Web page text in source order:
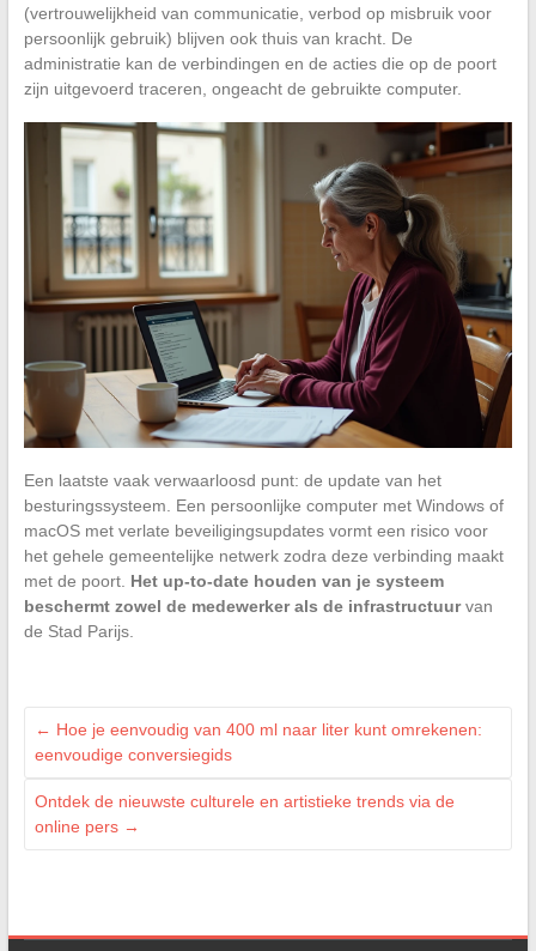
(vertrouwelijkheid van communicatie, verbod op misbruik voor
persoonlijk gebruik) blijven ook thuis van kracht. De
administratie kan de verbindingen en de acties die op de poort
zijn uitgevoerd traceren, ongeacht de gebruikte computer.
Een laatste vaak verwaarloosd punt: de update van het
besturingssysteem. Een persoonlijke computer met Windows of
macOS met verlate beveiligingsupdates vormt een risico voor
het gehele gemeentelijke netwerk zodra deze verbinding maakt
met de poort. Het up-to-date houden van je systeem
beschermt zowel de medewerker als de infrastructuurvan
de Stad Parijs.
← Hoe je eenvoudig van 400 ml naar liter kunt omrekenen:
eenvoudige conversiegids
Ontdek de nieuwste culturele en artistieke trends via de
online pers →